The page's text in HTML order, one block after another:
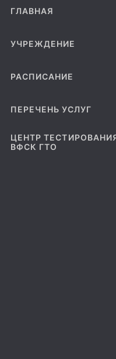
ГЛАВНАЯ
УЧРЕЖДЕНИЕ
РАСПИСАНИЕ
ПЕРЕЧЕНЬ УСЛУГ
ЦЕНТР
ВФСК ГТО
12 МАРТА
10
БУДУТ